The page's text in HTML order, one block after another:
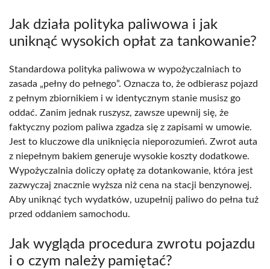
Jak działa polityka paliwowa i jak
uniknąć wysokich opłat za tankowanie?
Standardowa polityka paliwowa w wypożyczalniach to
zasada „pełny do pełnego”. Oznacza to, że odbierasz pojazd
z pełnym zbiornikiem i w identycznym stanie musisz go
oddać. Zanim jednak ruszysz, zawsze upewnij się, że
faktyczny poziom paliwa zgadza się z zapisami w umowie.
Jest to kluczowe dla uniknięcia nieporozumień. Zwrot auta
z niepełnym bakiem generuje wysokie koszty dodatkowe.
Wypożyczalnia doliczy opłatę za dotankowanie, która jest
zazwyczaj znacznie wyższa niż cena na stacji benzynowej.
Aby uniknąć tych wydatków, uzupełnij paliwo do pełna tuż
przed oddaniem samochodu.
Jak wygląda procedura zwrotu pojazdu
i o czym należy pamiętać?